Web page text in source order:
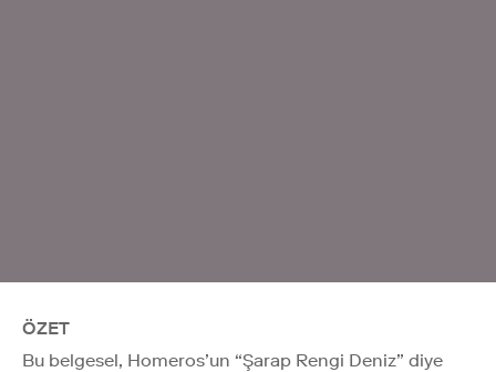
ÖZET
Bu belgesel, Homeros’un “Şarap Rengi Deniz” diye